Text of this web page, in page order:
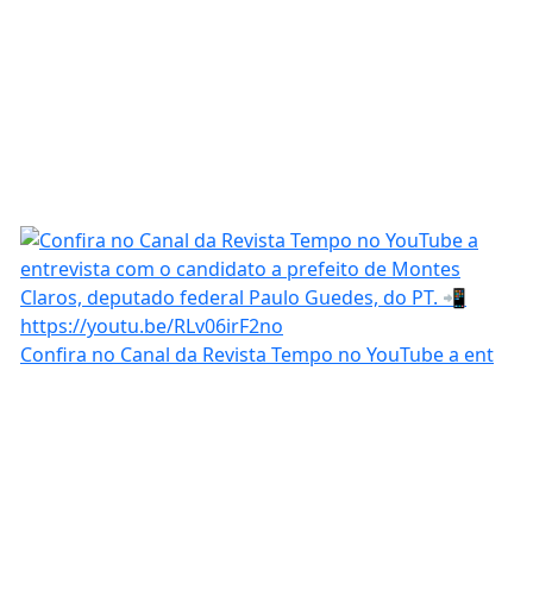
Confira no Canal da Revista Tempo no YouTube a ent